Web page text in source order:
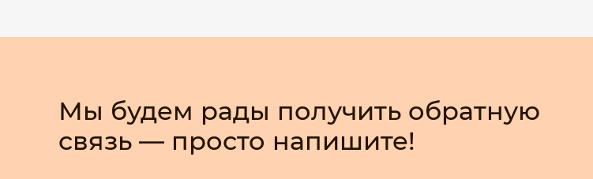
Мы будем рады получить обратную
связь — просто напишите!